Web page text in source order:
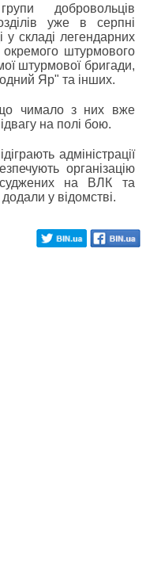
добровольців
уже в серпні
у складі легендарних
штурмового
штурмової бригади,
Яр" та інших.
що чимало з них вже
на полі бою.
адміністрації
організацію
на ВЛК та
у відомстві.